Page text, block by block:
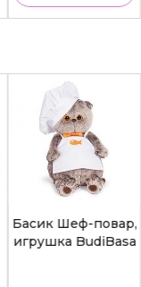
Басик Шеф-повар,
игрушка BudiBasa